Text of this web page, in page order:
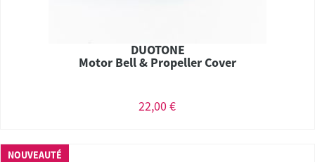
DUOTONE
Motor Bell & Propeller Cover
22,00 €
NOUVEAUTÉ